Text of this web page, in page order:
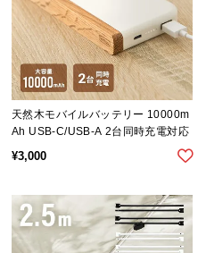
人
気
イ
キ
天然木モバイルバッテリー 10000m
Ah USB-C/USB-A 2台同時充電対応
¥3,000